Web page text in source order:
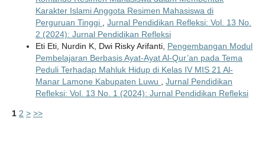
Karakter Islami Anggota Resimen Mahasiswa di
Perguruan Tinggi
Jurnal Pendidikan Refleksi: Vol. 13 No.
2 (2024): Jurnal Pendidikan Refleksi
Eti Eti, Nurdin K, Dwi Risky Arifanti, Pengembangan Modul
Pembelajaran Berbasis Ayat-Ayat Al-Qur’an pada Tema
Peduli Terhadap Mahluk Hidup di Kelas IV MIS 21 Al-
Manar Lamone Kabupaten Luwu
Jurnal Pendidikan
Refleksi: Vol. 13 No. 1 (2024): Jurnal Pendidikan Refleksi
1 2 > >>